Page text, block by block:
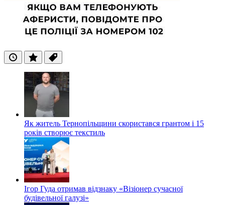
ОстанніПопулярні
Теги
Як житель Тернопільщини скористався грантом і 15
років створює текстиль
Ігор Гуда отримав відзнаку «Візіонер сучасної
будівельної галузі»